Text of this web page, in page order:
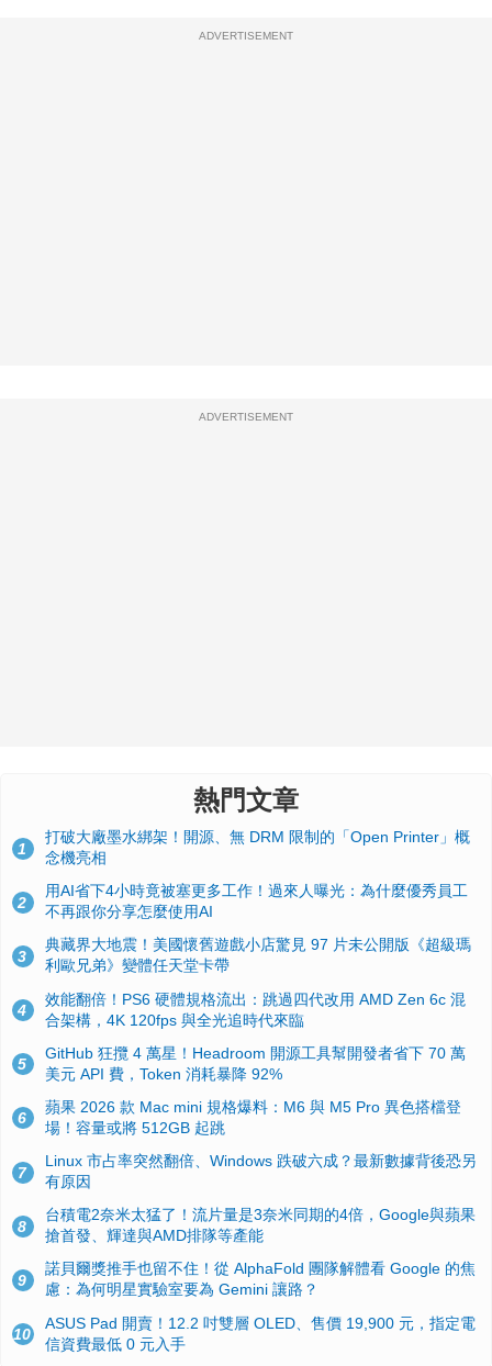
ADVERTISEMENT
ADVERTISEMENT
熱門文章
1
打破大廠墨水綁架！開源、無 DRM 限制的「Open Printer」概
念機亮相
2
用AI省下4小時竟被塞更多工作！過來人曝光：為什麼優秀員工
不再跟你分享怎麼使用AI
3
典藏界大地震！美國懷舊遊戲小店驚見 97 片未公開版《超級瑪
利歐兄弟》變體任天堂卡帶
4
效能翻倍！PS6 硬體規格流出：跳過四代改用 AMD Zen 6c 混
合架構，4K 120fps 與全光追時代來臨
5
GitHub 狂攬 4 萬星！Headroom 開源工具幫開發者省下 70 萬
美元 API 費，Token 消耗暴降 92%
6
蘋果 2026 款 Mac mini 規格爆料：M6 與 M5 Pro 異色搭檔登
場！容量或將 512GB 起跳
7
Linux 市占率突然翻倍、Windows 跌破六成？最新數據背後恐另
有原因
8
台積電2奈米太猛了！流片量是3奈米同期的4倍，Google與蘋果
搶首發、輝達與AMD排隊等產能
9
諾貝爾獎推手也留不住！從 AlphaFold 團隊解體看 Google 的焦
慮：為何明星實驗室要為 Gemini 讓路？
10
ASUS Pad 開賣！12.2 吋雙層 OLED、售價 19,900 元，指定電
信資費最低 0 元入手